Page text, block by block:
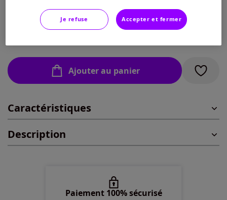
Disponible dans 2 semaines
Disponible dans 2 semaines
46 -Disponible dans 2 semaines
48 -Disponible dans 2 semaines
Disponible dans 2 semaines
Guide des tailles
35€
Ajouter au panier
Caractéristiques
Description
Paiement 100% sécurisé
Je refuse Accepter et fermer